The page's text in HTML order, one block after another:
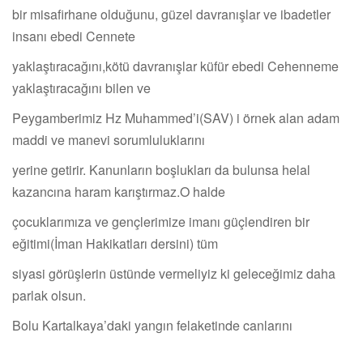
bir misafirhane olduğunu, güzel davranışlar ve ibadetler
insanı ebedi Cennete
yaklaştıracağını,kötü davranışlar küfür ebedi Cehenneme
yaklaştıracağını bilen ve
Peygamberimiz Hz Muhammed’i(SAV) i örnek alan adam
maddi ve manevi sorumluluklarını
yerine getirir. Kanunların boşlukları da bulunsa helal
kazancına haram karıştırmaz.O halde
çocuklarımıza ve gençlerimize imanı güçlendiren bir
eğitimi(İman Hakikatları dersini) tüm
siyasi görüşlerin üstünde vermeliyiz ki geleceğimiz daha
parlak olsun.
Bolu Kartalkaya’daki yangın felaketinde canlarını